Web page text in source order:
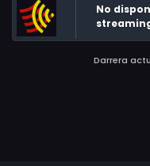
No
Darrera